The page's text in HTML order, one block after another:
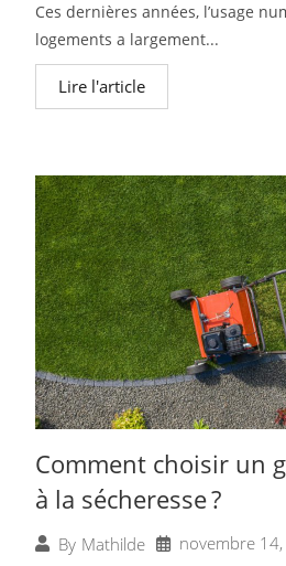
Ces dernières années, l’usage
logements a largement...
Lire l'article
Comment choisir un
à la sécheresse ?
By Mathilde novembre